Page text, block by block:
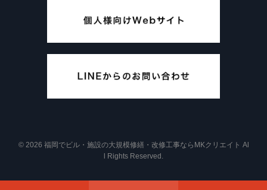
© 2026 福岡でビル・施設の大規模修繕・改修工事ならMKクリエイト Al
l Rights Reserved.